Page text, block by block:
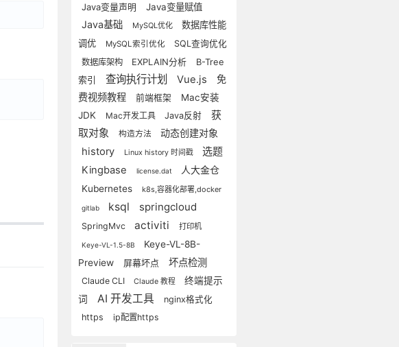
Java变量声明 Java变量赋值
Java基础 MySQL优化
数据库性能
调优
MySQL索引优化
SQL查询优化
数据库架构
EXPLAIN分析
B-Tree
索引
查询执行计划 Vue.js
免
费视频教程
前端框架
Mac安装
JDK
Mac开发工具 Java反射
获
取对象
构造方法 动态创建对象
history Linux history 时间戳 选题
Kingbase license.dat 人大金仓
Kubernetes k8s,容器化部署,docker
gitlab ksql springcloud
SpringMvc activiti 打印机
Keye-VL-1.5-8B
Keye-VL-8B-
Preview
屏幕坏点 坏点检测
Claude CLI Claude 教程
终端提示
词
AI 开发工具
nginx格式化
https
ip配置https